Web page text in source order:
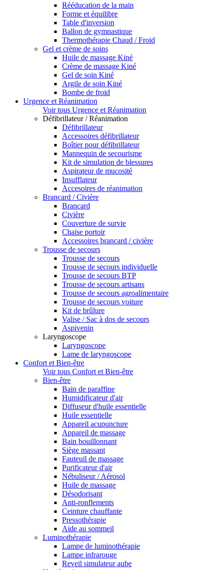
Rééducation de la main
Forme et équilibre
Table d'inversion
Ballon de gymnastique
Thermothérapie Chaud / Froid
Gel et crème de soins
Huile de massage Kiné
Crème de massage Kiné
Gel de soin Kiné
Argile de soin Kiné
Bombe de froid
Urgence et Réanimation
Voir tous Urgence et Réanimation
Défibrillateur / Réanimation
Défibrillateur
Accessoires défibrillateur
Boîtier pour défibrillateur
Mannequin de secourisme
Kit de simulation de blessures
Aspirateur de mucosité
Insufflateur
Accesoires de réanimation
Brancard / Civière
Brancard
Civière
Couverture de survie
Chaise portoir
Accessoires brancard / civière
Trousse de secours
Trousse de secours
Trousse de secours individuelle
Trousse de secours BTP
Trousse de secours artisans
Trousse de secours agroalimentaire
Trousse de secours voiture
Kit de brûlure
Valise / Sac à dos de secours
Aspivenin
Laryngoscope
Laryngoscope
Lame de laryngoscope
Confort et Bien-être
Voir tous Confort et Bien-être
Bien-être
Bain de paraffine
Humidificateur d'air
Diffuseur d'huile essentielle
Huile essentielle
Appareil acupuncture
Appareil de massage
Bain bouillonnant
Siège massant
Fauteuil de massage
Purificateur d'air
Nébuliseur / Aérosol
Huile de massage
Désodorisant
Anti-ronflements
Ceinture chauffante
Pressothérapie
Aide au sommeil
Luminothérapie
Lampe de luminothérapie
Lampe infrarouge
Reveil simulateur aube